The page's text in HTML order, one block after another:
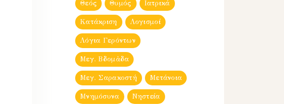
Θεός Θυμός Ιατρικά
Κατάκριση Λογισμοί
Λόγια Γερόντων
Μεγ. Βδομἀδα
Μεγ. Σαρακοστή Μετάνοια
Μνημόσυνα Νηστεία